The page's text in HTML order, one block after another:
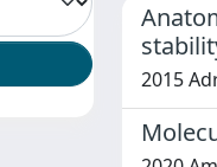
2015